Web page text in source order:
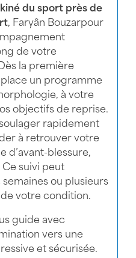
kiné du sport près de
, Faryân Bouzarpour
de votre
la première
un programme
à votre
objectifs de reprise.
rapidement
à retrouver votre
d’avant-blessure,
Ce suivi peut
semaines ou plusieurs
de votre condition.
guide avec
vers une
et sécurisée.